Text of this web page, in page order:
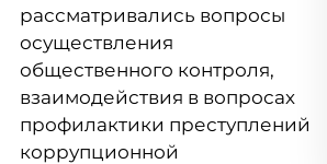
рассматривались вопросы
осуществления
общественного контроля,
взаимодействия в вопросах
профилактики преступлений
коррупционной